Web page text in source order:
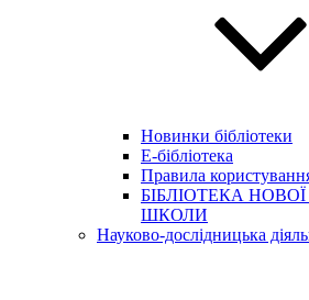
Новинки бібліотеки
E-бібліотека
Правила
БІБЛІОТЕКА
ШКОЛИ
Науково-дослідницька